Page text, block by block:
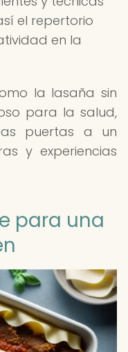
el repertorio
en la
la lasaña sin
para la salud,
puertas a un
y experiencias
para una